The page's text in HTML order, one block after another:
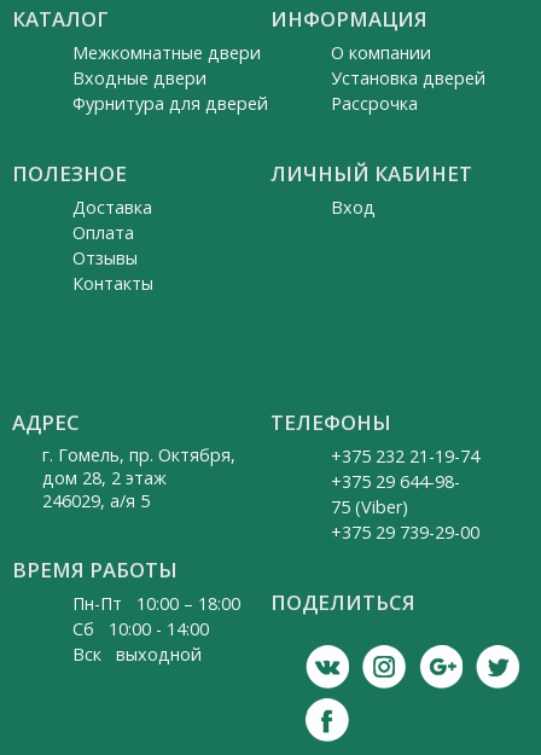
КАТАЛОГ
Межкомнатные двери
Входные двери
Фурнитура для дверей
ПОЛЕЗНОЕ
Доставка
Оплата
Отзывы
Контакты
ИНФОРМАЦИЯ
О компании
Установка дверей
Рассрочка
ЛИЧНЫЙ КАБИНЕТ
Вход
АДРЕС
г. Гомель, пр. Октября,
дом 28, 2 этаж
246029, а/я 5
ВРЕМЯ РАБОТЫ
Пн-Пт 10:00 – 18:00
Cб 10:00 - 14:00
Вск выходной
ТЕЛЕФОНЫ
+375 232 21-19-74
+375 29 644-98-
75 (Viber)
+375 29 739-29-00
ПОДЕЛИТЬСЯ